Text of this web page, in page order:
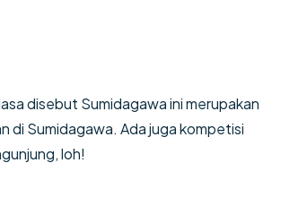
disebut Sumidagawa ini merupakan
di Sumidagawa. Ada juga kompetisi
loh!